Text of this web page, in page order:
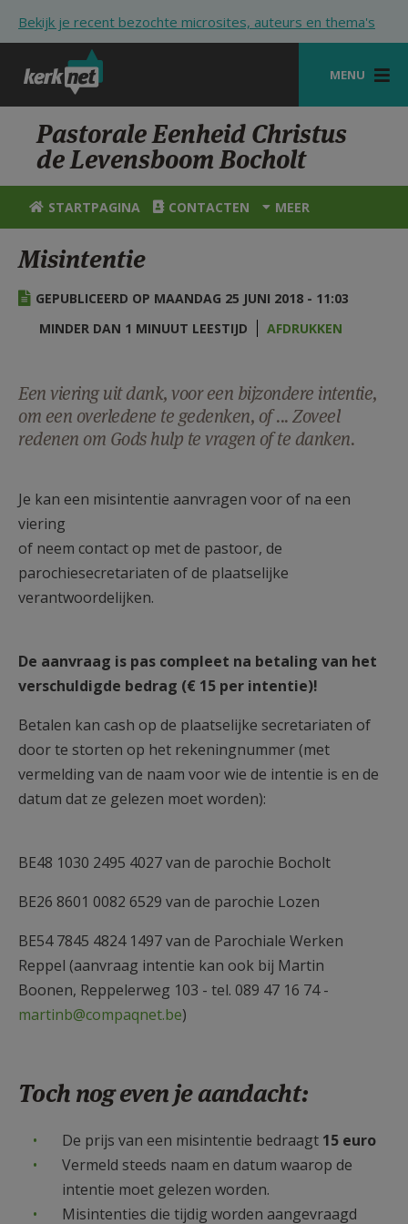
Bekijk je recent bezochte microsites, auteurs en thema's
MENU
STARTPAGINA
KERK
VIERINGEN
MIJN PAROCHIE
AANMELDEN OF REGISTREREN
Pastorale Eenheid Christus
de Levensboom Bocholt
STARTPAGINA CONTACTEN MEER
Misintentie
GEPUBLICEERD OP MAANDAG 25 JUNI 2018 - 11:03
MINDER DAN 1 MINUUT LEESTIJD
AFDRUKKEN
Een viering uit dank, voor een bijzondere intentie,
om een overledene te gedenken, of ... Zoveel
redenen om Gods hulp te vragen of te danken.
Je kan een misintentie aanvragen voor of na een
viering
of neem contact op met de pastoor, de
parochiesecretariaten of de plaatselijke
verantwoordelijken.
De aanvraag is pas compleet na betaling van het
verschuldigde bedrag (€ 15 per intentie)!
Betalen kan cash op de plaatselijke secretariaten of
door te storten op het rekeningnummer (met
vermelding van de naam voor wie de intentie is en de
datum dat ze gelezen moet worden):
BE48 1030 2495 4027 van de parochie Bocholt
BE26 8601 0082 6529 van de parochie Lozen
BE54 7845 4824 1497 van de Parochiale Werken
Reppel (aanvraag intentie kan ook bij Martin
Boonen, Reppelerweg 103 - tel. 089 47 16 74 -
martinb@compaqnet.be)
Toch nog even je aandacht:
De prijs van een misintentie bedraagt 15 euro
Vermeld steeds naam en datum waarop de
intentie moet gelezen worden.
Misintenties die tijdig worden aangevraagd